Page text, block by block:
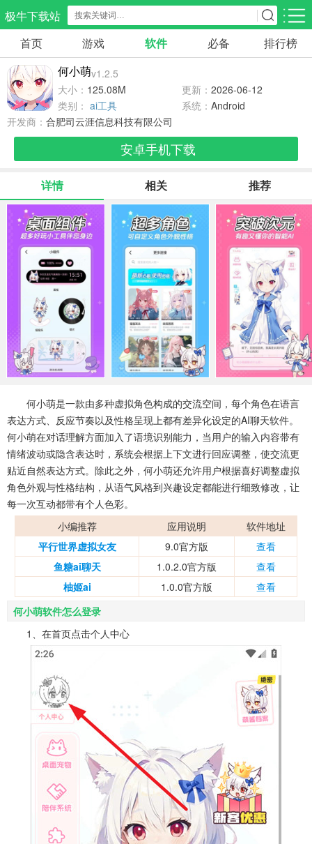
极牛下载站
应用分类 游戏分类
生活服务
297款应用
教育学习
178款应用
84款应用
游戏辅助
476款应用
214款应用
社交聊天
183款应用
电子图书
438款应用
移动办公
184款应用
新闻阅读
43款应用
金融理财
54款应用
媒体影音
601款应用
系统工具
644款应用
健康医疗
53款应用
ai工具
334款应用
娱乐资讯
首页 游戏 软件 必备 排行榜
何小萌v1.2.5
大小： 125.08M 更新： 2026-06-12
类别： ai工具 系统： Android
开发商： 合肥司云涯信息科技有限公司
安卓手机下载
详情 相关 推荐
何小萌是一款由多种虚拟角色构成的交流空间，每个角色在语言
表达方式、反应节奏以及性格呈现上都有差异化设定的AI聊天软件。
何小萌在对话理解方面加入了语境识别能力，当用户的输入内容带有
情绪波动或隐含表达时，系统会根据上下文进行回应调整，使交流更
贴近自然表达方式。除此之外，何小萌还允许用户根据喜好调整虚拟
角色外观与性格结构，从语气风格到兴趣设定都能进行细致修改，让
每一次互动都带有个人色彩。
小编推荐
应用说明
软件地址
平行世界虚拟女友
9.0官方版
查看
鱼糖ai聊天
1.0.2.0官方版
查看
柚姬ai
1.0.0官方版
查看
何小萌软件怎么登录
1、在首页点击个人中心